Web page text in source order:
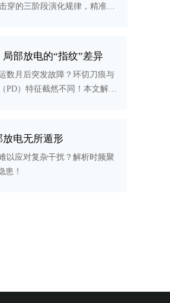
部放电的“指纹”差异
数月后突发故障？环切刀痕与
）特征截然不同！本文解析
放电无所遁形
以应对复杂干扰？解析时频聚
患！
穿的三阶段演化规律，精准预